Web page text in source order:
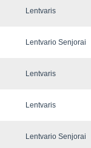
Lentvaris
Lentvario Senjorai
Lentvaris
Lentvaris
Lentvario Senjorai